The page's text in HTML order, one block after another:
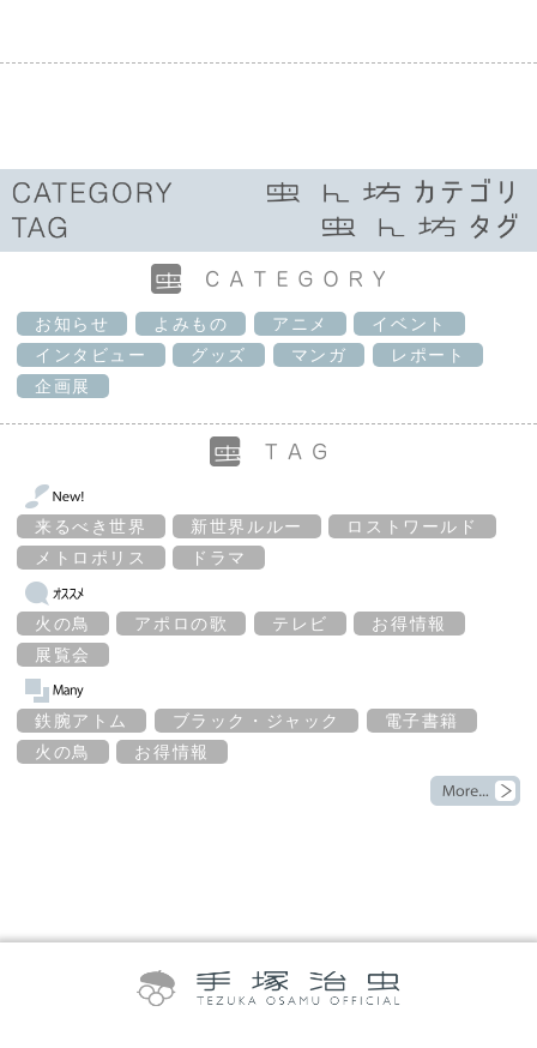
お知らせ よみもの アニメ
イベント
インタビュー
グッズ マンガ
レポート
企画展
来るべき世界 新世界ルルー
ロストワールド
メトロポリス
ドラマ
火の鳥 アポロの歌 テレビ
お得情報
展覧会
鉄腕アトム ブラック・ジャック
電子書籍
火の鳥
お得情報